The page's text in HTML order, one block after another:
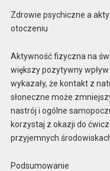
Zdrowie psychiczne a
otoczeniu
Aktywność fizyczna na
większy pozytywny
wykazały, że kontakt z
słoneczne może
nastrój i ogólne
korzystaj z okazji do
przyjemnych
Podsumowanie